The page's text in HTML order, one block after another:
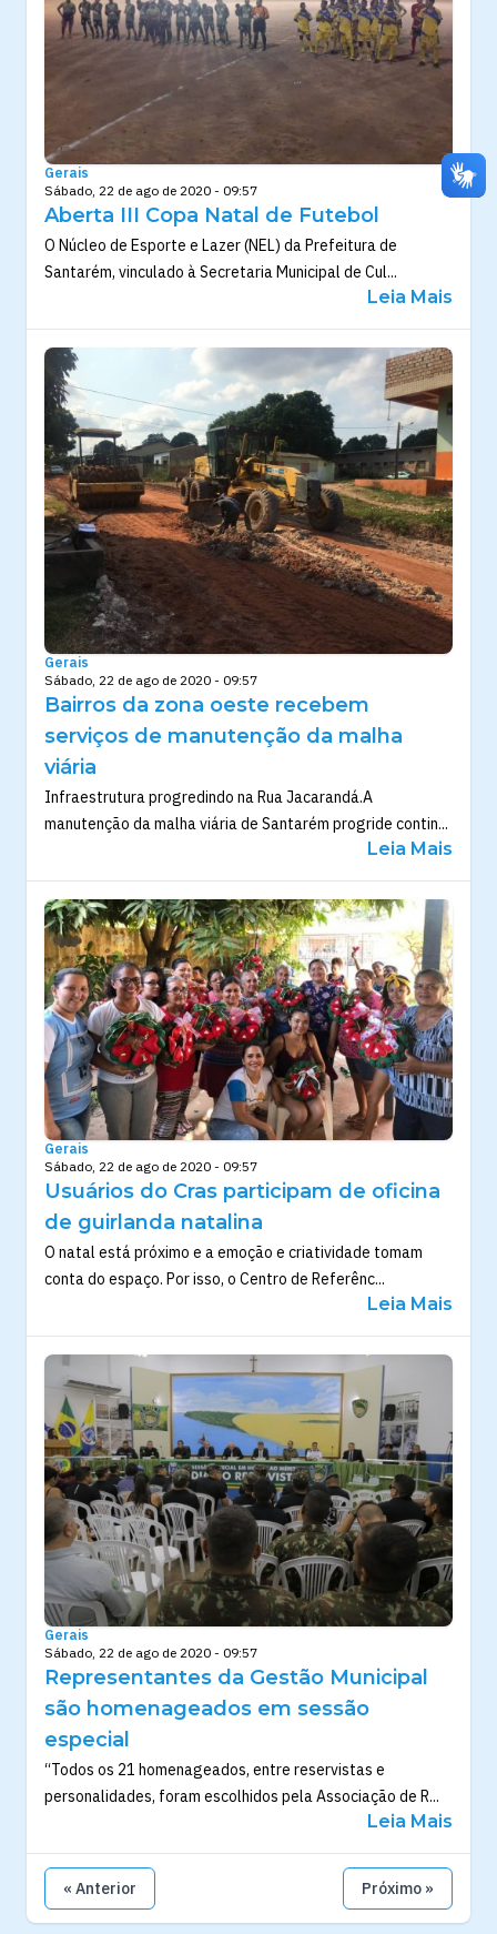
Gerais
Sábado, 22 de ago de 2020 - 09:57
Aberta III Copa Natal de Futebol
O Núcleo de Esporte e Lazer (NEL) da Prefeitura de
Santarém, vinculado à Secretaria Municipal de Cul...
Leia Mais
Gerais
Sábado, 22 de ago de 2020 - 09:57
Bairros da zona oeste recebem
serviços de manutenção da malha
viária
Infraestrutura progredindo na Rua Jacarandá.A
manutenção da malha viária de Santarém progride contin...
Leia Mais
Gerais
Sábado, 22 de ago de 2020 - 09:57
Usuários do Cras participam de oficina
de guirlanda natalina
O natal está próximo e a emoção e criatividade tomam
conta do espaço. Por isso, o Centro de Referênc...
Leia Mais
Gerais
Sábado, 22 de ago de 2020 - 09:57
Representantes da Gestão Municipal
são homenageados em sessão
especial
“Todos os 21 homenageados, entre reservistas e
personalidades, foram escolhidos pela Associação de R...
Leia Mais
« Anterior Próximo »